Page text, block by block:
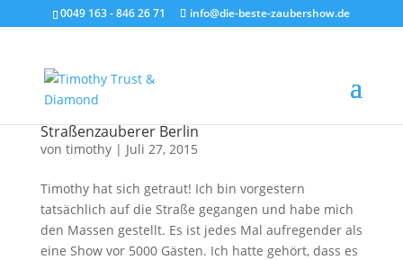
0049 163 - 846 26 71 info@die-beste-zaubershow.de
Straßenzauberer Berlin
von timothy| Juli 27, 2015
Timothy hat sich getraut! Ich bin vorgestern
tatsächlich auf die Straße gegangen und habe mich
den Massen gestellt. Es ist jedes Mal aufregender als
eine Show vor 5000 Gästen. Ich hatte gehört, dass es